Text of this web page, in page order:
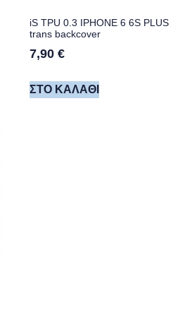
iS TPU 0.3 IPHONE 6 6S PLUS
trans backcover
7,90 €
ΣΤΟ ΚΑΛΆΘΙ